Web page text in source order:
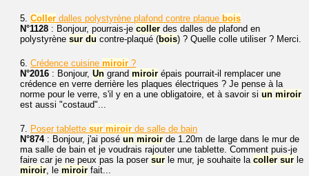
5. Coller dalles polystyrène plafond contre plaque bois
N°1128 : Bonjour, pourrais-je coller des dalles de plafond en
polystyrène sur du contre-plaqué (bois) ? Quelle colle utiliser ? Merci.
6. Crédence cuisine miroir ?
N°2016 : Bonjour, Un grand miroir épais pourrait-il remplacer une
crédence en verre derrière les plaques électriques ? Je pense à la
norme pour le verre, s'il y en a une obligatoire, et à savoir si un miroir
est aussi "costaud"...
7. Poser tablette sur miroir de salle de bain
N°874: Bonjour, j'ai posé un miroir de 1.20m de large dans le mur de
ma salle de bain et je voudrais rajouter une tablette. Comment puis-je
faire car je ne peux pas la poser sur le mur, je souhaite la coller sur le
miroir, le miroir fait...